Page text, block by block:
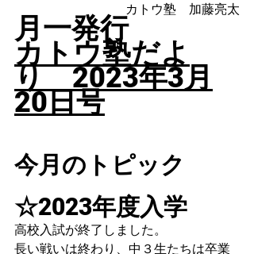
カトウ塾　加藤亮太
月一発行
カトウ塾だよ
り　2023年3月
20日号
今月のトピック
☆2023年度入学
高校入試が終了しました。
長い戦いは終わり、中３生たちは卒業